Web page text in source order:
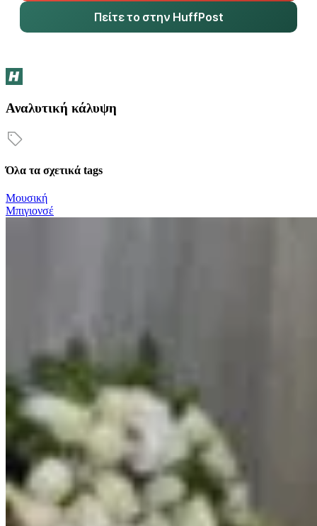
Πείτε το στην HuffPost
Αναλυτική κάλυψη
Όλα τα σχετικά tags
Μουσική
Μπιγιονσέ